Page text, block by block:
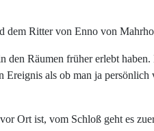
dem Ritter von Enno von
Räumen früher erlebt
als ob man ja
Ort ist, vom Schloß geht es